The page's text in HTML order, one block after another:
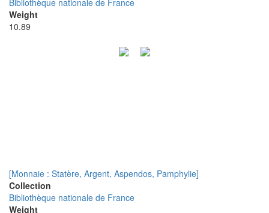
Bibliothèque nationale de France
Weight
10.89
[Monnaie : Statère, Argent, Aspendos, Pamphylie]
Collection
Bibliothèque nationale de France
Weight